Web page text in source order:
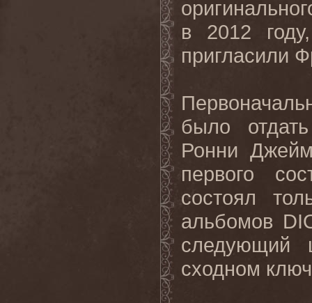
в 2012
пригласили
было
Ронни
первого
состоял
альбомов
следующий
сходном